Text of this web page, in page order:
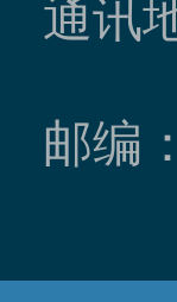
通讯
邮编